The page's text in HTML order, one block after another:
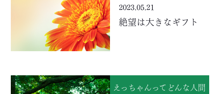
2023.05.21
絶望は大きなギフト
えっちゃんってどんな人間